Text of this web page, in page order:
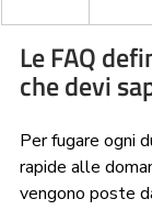
Le FAQ
che devi
Per fugare ogni
rapide alle
vengono poste